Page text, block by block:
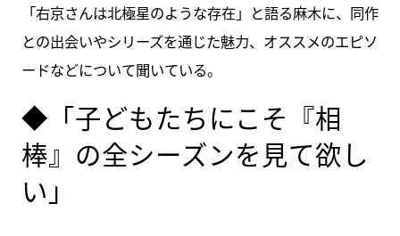
「右京さんは北極星のような存在」と語る麻木に、同作
との出会いやシリーズを通じた魅力、オススメのエピソ
ードなどについて聞いている。
◆「子どもたちにこそ『相
棒』の全シーズンを見て欲し
い」